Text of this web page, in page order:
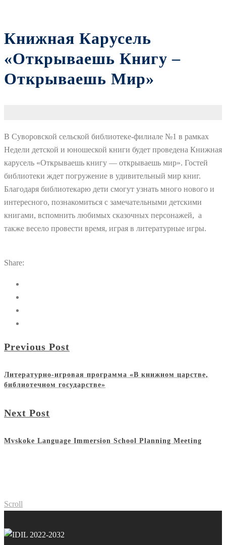
Книжная Карусель
«Открываешь Книгу –
Открываешь Мир»
В Суворовской сельской библиотеке-филиале №1 в рамках
Недели детской и юношеской книги будет проведена Книжная
карусель «Открываешь книгу — открываешь мир». Гостей
библиотеки ждет погружение в удивительный мир книг.
Благодаря библиотекарю дети смогут узнать много нового и
интересного, познакомиться с замечательными детскими
книгами, вспомнить любимых сказочных персонажей, а
также весело провести время, играя в литературные игры.
Share:
Previous Post
Литературно-игровая программа «В книжном царстве,
библиотечном государстве»
Next Post
Mvskoke Language Immersion School Planning Meeting
Scroll